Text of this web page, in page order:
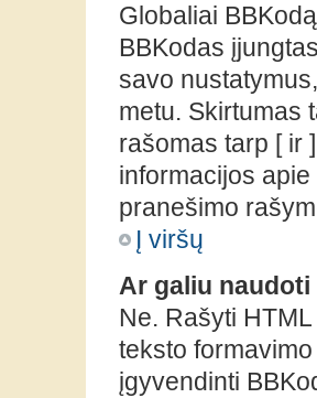
Globaliai
BBKodas
savo
metu. Skirtumas
rašomas tarp [ ir
informacijos
pranešimo
Į viršų
Ar galiu naudoti
Ne. Rašyti
teksto
įgyvendinti